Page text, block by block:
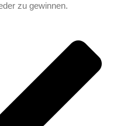
zu gewinnen.